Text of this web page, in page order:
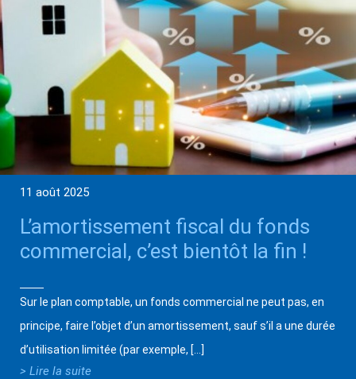
11 août 2025
L’amortissement fiscal du fonds
commercial, c’est bientôt la fin !
Sur le plan comptable, un fonds commercial ne peut pas, en
principe, faire l’objet d’un amortissement, sauf s’il a une durée
d’utilisation limitée (par exemple, […]
> Lire la suite